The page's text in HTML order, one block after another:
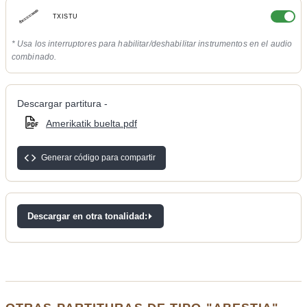
TXISTU
* Usa los interruptores para habilitar/deshabilitar instrumentos en el audio
combinado.
Descargar partitura -
Amerikatik buelta.pdf
Generar código para compartir
Descargar en otra tonalidad: